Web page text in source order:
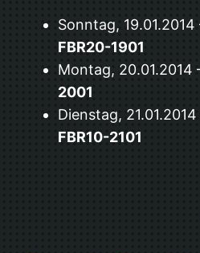
Sonntag,
FBR20-1901
Montag, 20.01.2014
2001
Dienstag,
FBR10-2101